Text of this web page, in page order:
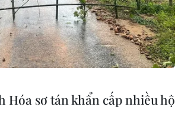
Việt Nam chính
cầu
Hóa sơ tán khẩn cấp nhiều hộ